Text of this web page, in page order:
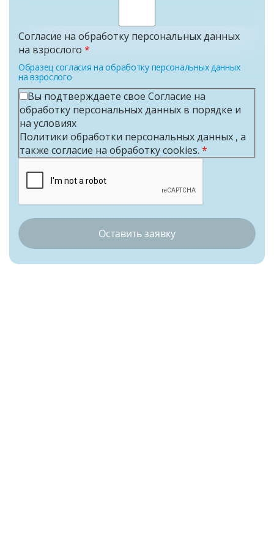
Согласие на обработку персональных данных
на взрослого *
Образец согласия на обработку персональных данных
на взрослого
Вы подтверждаете свое Согласие на
обработку персональных данных в порядке и
на условиях
Политики обработки персональных данных , а
также cогласие на обработку cookies. *
Оставить заявку